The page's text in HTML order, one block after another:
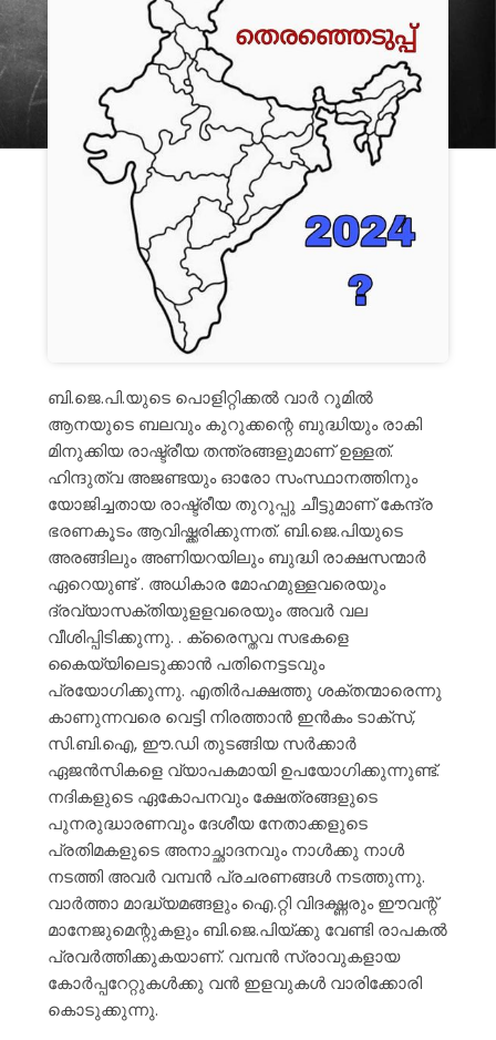
ബി.ജെ.പി.യുടെ പൊളിറ്റിക്കൽ വാർ റൂമിൽ
ആനയുടെ ബലവും കുറുക്കന്റെ ബുദ്ധിയും രാകി
മിനുക്കിയ രാഷ്ട്രീയ തന്ത്രങ്ങളുമാണ് ഉള്ളത്.
ഹിന്ദുത്വ അജണ്ടയും ഓരോ സംസ്ഥാനത്തിനും
യോജിച്ചതായ രാഷ്ട്രീയ തുറുപ്പു ചീട്ടുമാണ് കേന്ദ്ര
ഭരണകൂടം ആവിഷ്ക്കരിക്കുന്നത്. ബി.ജെ.പിയുടെ
അരങ്ങിലും അണിയറയിലും ബുദ്ധി രാക്ഷസന്മാർ
ഏറെയുണ്ട് . അധികാര മോഹമുള്ളവരെയും
ദ്രവ്യാസക്തിയുളളവരെയും അവർ വല
വീശിപ്പിടിക്കുന്നു. . ക്രൈസ്തവ സഭകളെ
കൈയ്യിലെടുക്കാൻ പതിനെട്ടടവും
പ്രയോഗിക്കുന്നു. എതിർപക്ഷത്തു ശക്തന്മാരെന്നു
കാണുന്നവരെ വെട്ടി നിരത്താൻ ഇൻകം ടാക്സ്,
സി.ബി.ഐ, ഈ.ഡി തുടങ്ങിയ സർക്കാർ
ഏജൻസികളെ വ്യാപകമായി ഉപയോഗിക്കുന്നുണ്ട്.
നദികളുടെ ഏകോപനവും ക്ഷേത്രങ്ങളുടെ
പുനരുദ്ധാരണവും ദേശീയ നേതാക്കളുടെ
പ്രതിമകളുടെ അനാച്ഛാദനവും നാൾക്കു നാൾ
നടത്തി അവർ വമ്പൻ പ്രചരണങ്ങൾ നടത്തുന്നു.
വാർത്താ മാദ്ധ്യമങ്ങളും ഐ.റ്റി വിദഗ്ദ്ധരും ഈവന്റ്
മാനേജുമെന്റുകളും ബി.ജെ.പിയ്ക്കു വേണ്ടി രാപകൽ
പ്രവർത്തിക്കുകയാണ്. വമ്പൻ സ്രാവുകളായ
കോർപ്പറേറ്റുകൾക്കു വൻ ഇളവുകൾ വാരിക്കോരി
കൊടുക്കുന്നു.